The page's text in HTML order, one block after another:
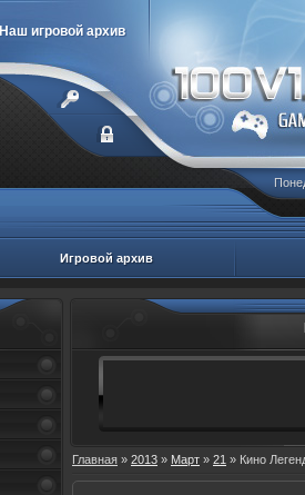
Наш игровой архив
Игровой архив
Главная » 2013 » Март » 21 » Кино